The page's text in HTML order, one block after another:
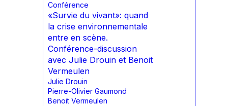
Conférence
«Survie du vivant»: quand
la crise environnementale
entre en scène.
Conférence-discussion
avec Julie Drouin et Benoit
Vermeulen
Julie Drouin
Pierre-Olivier Gaumond
Benoit Vermeulen